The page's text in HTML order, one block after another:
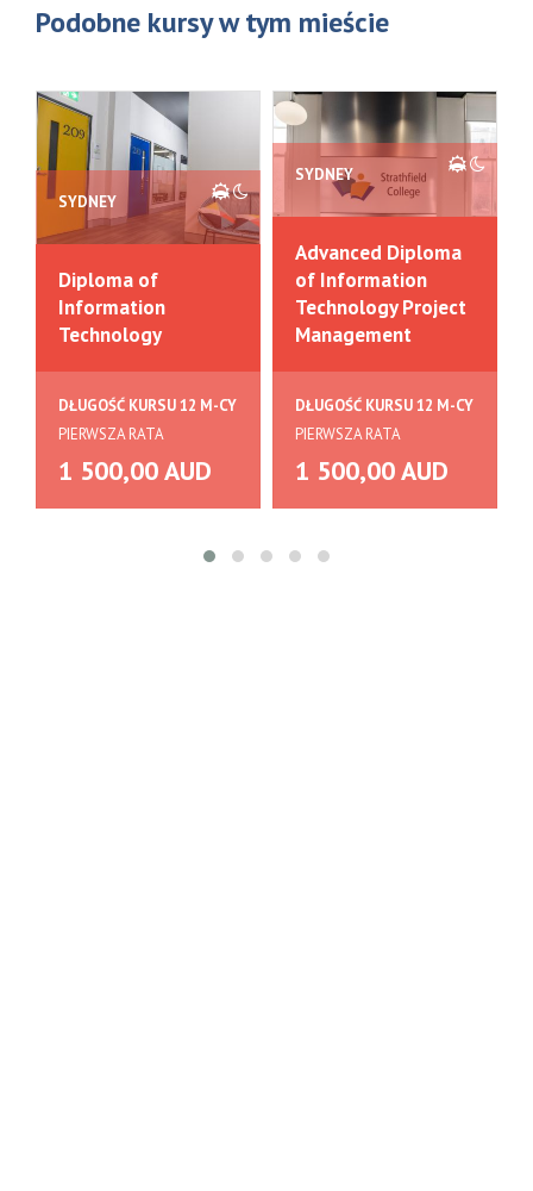
Podobne kursy w tym mieście
SYDNEY
Diploma of
Information
Technology
DŁUGOŚĆ KURSU 12 M-CY
PIERWSZA RATA
1 500,00 AUD
SYDNEY
Advanced Diploma
of Information
Technology Project
Management
DŁUGOŚĆ KURSU 12 M-CY
PIERWSZA RATA
1 500,00 AUD